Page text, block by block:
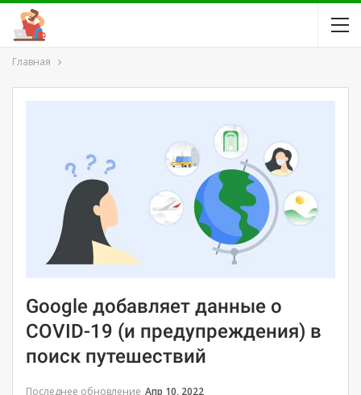
Главная
Google добавляет данные о
COVID-19 (и предупреждения) в
поиск путешествий
Последнее обновление Апр 10, 2022